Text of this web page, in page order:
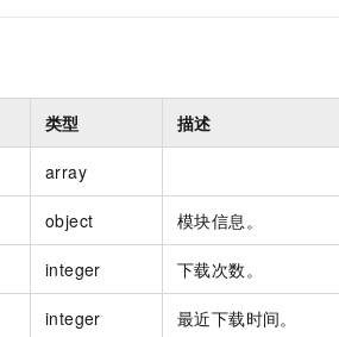
类型 描述
array
object 模块信息。
integer 下载次数。
integer 最近下载时间。